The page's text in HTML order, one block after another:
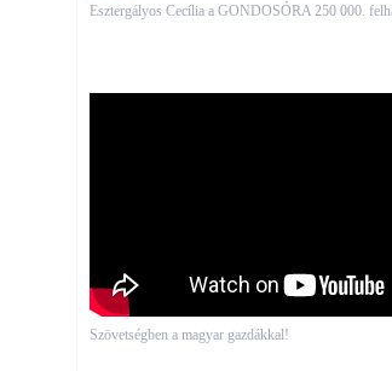
Esztergályos Cecília a GONDOSÓRA 250 000.
Szövetségben a magyar gazdákkal!